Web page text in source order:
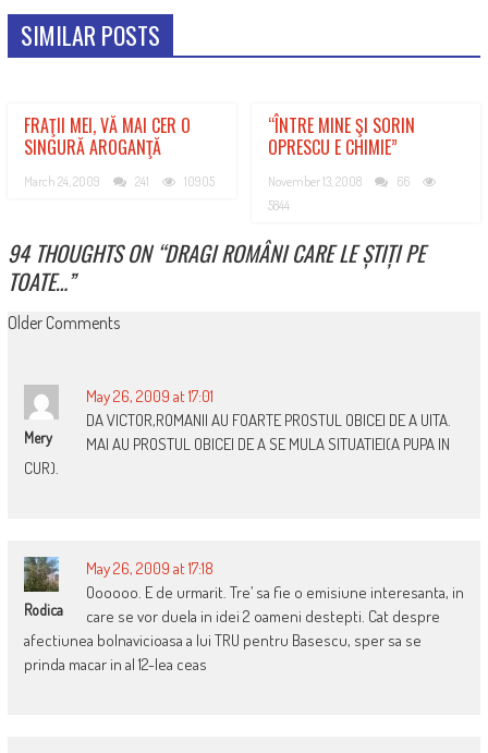
SIMILAR POSTS
FRAŢII MEI, VĂ MAI CER O
SINGURĂ AROGANŢĂ
March 24, 2009 241 10905
“ÎNTRE MINE ŞI SORIN
OPRESCU E CHIMIE”
November 13, 2008
66
5844
94 THOUGHTS ON “DRAGI ROMÂNI CARE LE ȘTIȚI PE
TOATE…”
COMMENT
Older Comments
Mery
May 26, 2009 at 17:01
DA VICTOR,ROMANII AU FOARTE PROSTUL OBICEI DE A UITA.
MAI AU PROSTUL OBICEI DE A SE MULA SITUATIEI(A PUPA IN
CUR).
Rodica
May 26, 2009 at 17:18
Oooooo. E de urmarit. Tre’ sa fie o emisiune interesanta, in
care se vor duela in idei 2 oameni destepti. Cat despre
afectiunea bolnavicioasa a lui TRU pentru Basescu, sper sa se
prinda macar in al 12-lea ceas